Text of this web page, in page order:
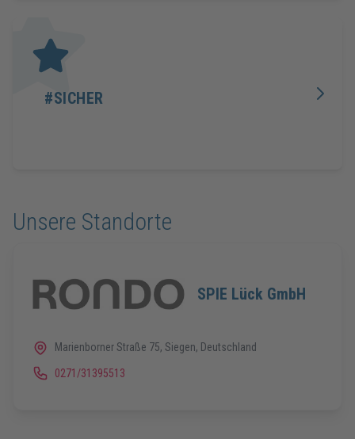
#SICHER
Unsere Standorte
SPIE Lück GmbH
Marienborner Straße 75, Siegen, Deutschland
0271/31395513